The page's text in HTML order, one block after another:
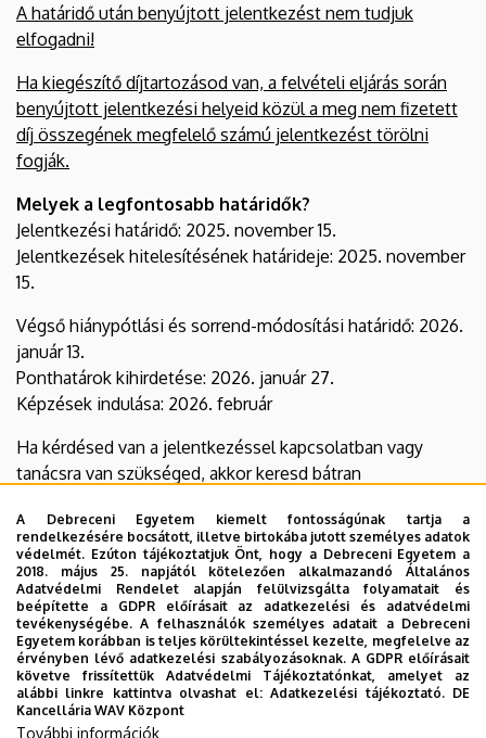
A határidő után benyújtott jelentkezést nem tudjuk
elfogadni!
Ha kiegészítő díjtartozásod van, a felvételi eljárás során
benyújtott jelentkezési helyeid közül a meg nem fizetett
díj összegének megfelelő számú jelentkezést törölni
fogják.
Melyek a legfontosabb határidők?
Jelentkezési határidő: 2025. november 15.
Jelentkezések hitelesítésének határideje: 2025. november
15.
Végső hiánypótlási és sorrend-módosítási határidő: 2026.
január 13.
Ponthatárok kihirdetése: 2026. január 27.
Képzések indulása: 2026. február
Ha kérdésed van a jelentkezéssel kapcsolatban vagy
tanácsra van szükséged, akkor keresd bátran
Telefonon: +36 52 415 155 / 77701
E-mailben: info@eng.unideb.hu
Ne várj szeptemberig! Válaszd a DE MK-t és legyél
egyetemista már februártól!
Cs.K.
A Debreceni Egyetem kiemelt fontosságúnak tartja a
rendelkezésére bocsátott, illetve birtokába jutott személyes adatok
védelmét. Ezúton tájékoztatjuk Önt, hogy a Debreceni Egyetem a
2018. május 25. napjától kötelezően alkalmazandó Általános
Adatvédelmi Rendelet alapján felülvizsgálta folyamatait és
beépítette a GDPR előírásait az adatkezelési és adatvédelmi
tevékenységébe. A felhasználók személyes adatait a Debreceni
Egyetem korábban is teljes körültekintéssel kezelte, megfelelve az
érvényben lévő adatkezelési szabályozásoknak. A GDPR előírásait
követve frissítettük Adatvédelmi Tájékoztatónkat, amelyet az
alábbi linkre kattintva olvashat el:Adatkezelési tájékoztató. DE
Kancellária WAV Központ
További információk